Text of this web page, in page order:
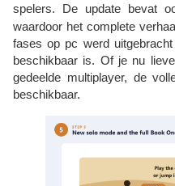
spelers. De update bevat
waardoor het complete
fases op pc werd
beschikbaar is. Of je nu
gedeelde multiplayer, de
beschikbaar.